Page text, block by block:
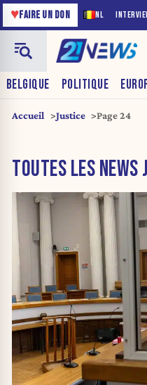
NL
♥FAIRE UN DON
BELGIQUE POLITIQUE
Accueil Justice Page 24
TOUTES LES